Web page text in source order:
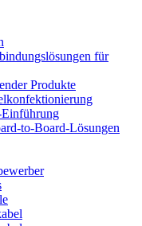
für
Produkte
to-Board-Lösungen